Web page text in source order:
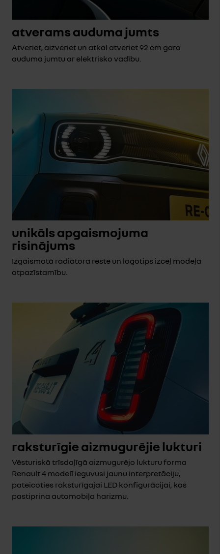
atverams auduma jumts
Atveriet, aizveriet un atkal atveriet 92 cm garo
auduma jumtu ar elektrisko vadību.
unikāls apgaismojuma
risinājums
Izgaismotā radiatora reste un logotips izceļ modeļa
atpazīstamību.
raksturīgie aizmugurējie lukturi
Vēsturiskā trīsdaļīgā aizmugurējo lukturu forma
Renault 4 modelī ieguvusi jaunu interpretāciju,
pateicoties raksturīgajai LED konfigurācijai, kas
pastiprina automobiļa harizmu.